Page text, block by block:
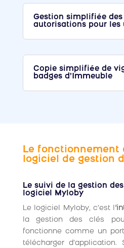
Gestion simplifiée des
autorisations pour les
Copie simplifiée de
badges d’Immeuble
Le fonctionnement
logiciel de gestion
Le suivi de la gestion
logiciel Myloby
Le logiciel Myloby, c’est l
la gestion des clés
fonctionne comme un
télécharger